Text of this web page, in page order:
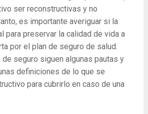
ser reconstructivas y no
es importante averiguar si la
para preservar la calidad de vida a
por el plan de seguro de salud.
seguro siguen algunas pautas y
definiciones de lo que se
para cubrirlo en caso de una